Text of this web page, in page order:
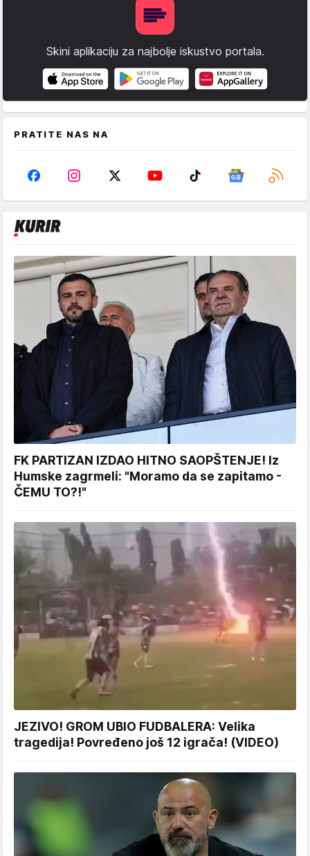
Skini aplikaciju za najbolje iskustvo portala.
PRATITE NAS NA
FK PARTIZAN IZDAO HITNO SAOPŠTENJE! Iz
Humske zagrmeli: "Moramo da se zapitamo -
ČEMU TO?!"
JEZIVO! GROM UBIO FUDBALERA: Velika
tragedija! Povređeno još 12 igrača! (VIDEO)